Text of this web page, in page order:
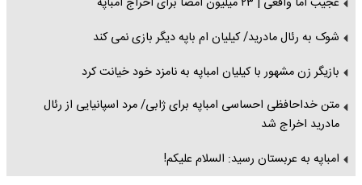
شوک به رئال مادرید/ کیلیان ام باپه دیگر بازی نمی کند
بازیگر زن مشهور با کیلیان امباپه به نامزد خود خیانت کرد
متن خداحافظی احساسی امباپه برای ژابی/ مرد اسپانیایی از رئال
مادرید اخراج شد
امباپه به عربستان رسید: السلام علیکم!